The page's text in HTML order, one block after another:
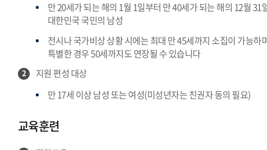
만 20세가 되는 해의 1월 1일부터 만 40세가 되는 해의 12월 31
대한민국 국민의 남성
전시나 국가비상 상황 시에는 최대 만 45세까지 소집이 가능하
특별한 경우 50세까지도 연장될 수 있습니다
2
지원 편성 대상
만 17세 이상 남성 또는 여성(미성년자는 친권자 동의 필요)
교육훈련